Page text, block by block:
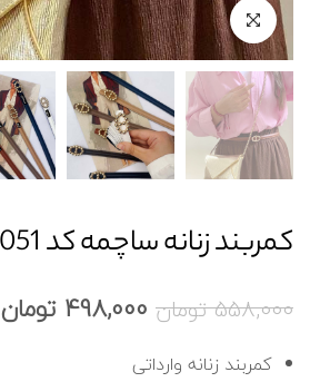
کمربند زنانه ساچمه کد 051
558,000تومان 498,000 تومان
کمربند زنانه وارداتی